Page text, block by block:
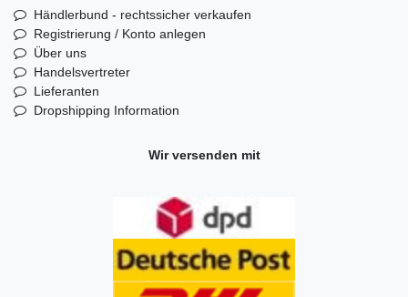
Händlerbund - rechtssicher verkaufen
Registrierung / Konto anlegen
Über uns
Handelsvertreter
Lieferanten
Dropshipping Information
Wir versenden mit